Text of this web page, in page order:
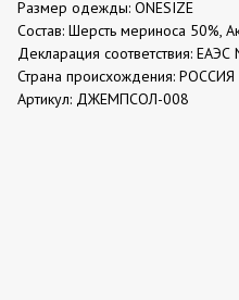
Размер одежды: ONESIZE
Состав: Шерсть мериноса 50%,
Декларация соответствия:
Страна происхождения: РОССИЯ
Артикул: ДЖЕМПСОЛ-008